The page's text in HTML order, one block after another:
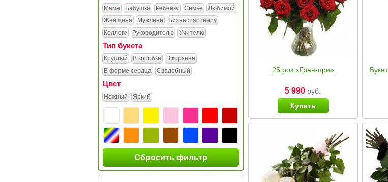
Маме Бабушке Ребёнку Семье
Любимой
Женщине
Мужчине
Бизнеспартнеру
Коллеге
Руководителю Учителю
Тип букета
Круглый В коробке
В корзине
В форме сердца
Свадебный
Цвет
Нежный Яркий
Сбросить фильтр
25 роз «Гран-при»
5 990 руб.
Купить